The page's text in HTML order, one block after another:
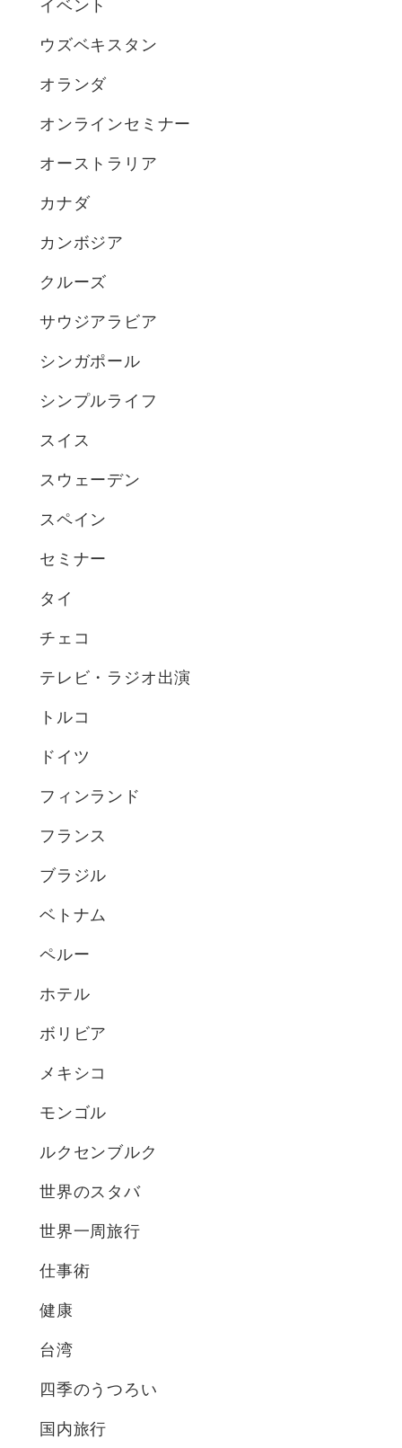
イベント
ウズベキスタン
オランダ
オンラインセミナー
オーストラリア
カナダ
カンボジア
クルーズ
サウジアラビア
シンガポール
シンプルライフ
スイス
スウェーデン
スペイン
セミナー
タイ
チェコ
テレビ・ラジオ出演
トルコ
ドイツ
フィンランド
フランス
ブラジル
ベトナム
ペルー
ホテル
ボリビア
メキシコ
モンゴル
ルクセンブルク
世界のスタバ
世界一周旅行
仕事術
健康
台湾
四季のうつろい
国内旅行